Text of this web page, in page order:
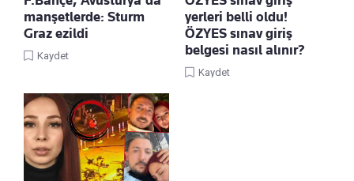
manşetlerde: Sturm
Graz ezildi
Kaydet
yerleri belli oldu!
ÖZYES sınav giriş
belgesi nasıl alınır?
Kaydet